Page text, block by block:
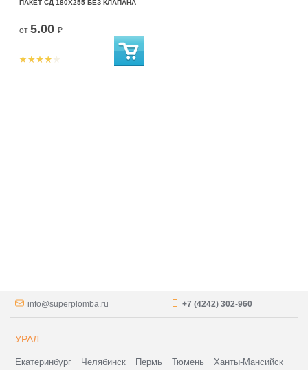
ПАКЕТ СД 180Х255 БЕЗ КЛАПАНА
от 5.00 ₽
info@superplomba.ru +7 (4242) 302-960
УРАЛ
Екатеринбург Челябинск Пермь Тюмень Ханты-Мансийск